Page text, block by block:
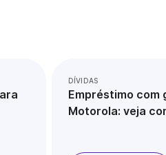
DÍVIDAS
Empréstimo com
Motorola: veja